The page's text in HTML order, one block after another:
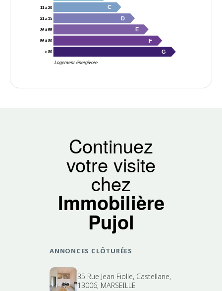
Logement énergivore
11 à 20 C
21 à 35 D
36 à 55 E
56 à 80 F
> 80 G
Continuez
votre visite
chez
Immobilière
Pujol
ANNONCES CLÔTURÉES
35 Rue Jean Fiolle, Castellane,
13006, MARSEILLE